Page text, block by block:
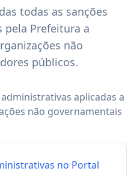
todas as sanções
pela Prefeitura a
não
públicos.
aplicadas a
não governamentais
no Portal